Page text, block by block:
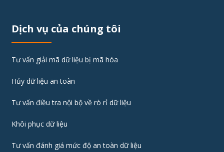
Dịch vụ của chúng tôi
Tư vấn giải mã dữ liệu bị mã hóa
Hủy dữ liệu an toàn
Tư vấn điều tra nội bộ về rò rỉ dữ liệu
Khôi phục dữ liệu
Tư vấn đánh giá mức độ an toàn dữ liệu